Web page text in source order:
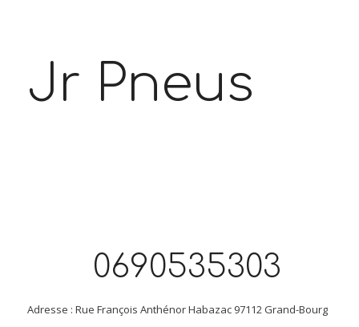
Jr Pneus
0690535303
Adresse : Rue François Anthénor Habazac 97112 Grand-Bourg